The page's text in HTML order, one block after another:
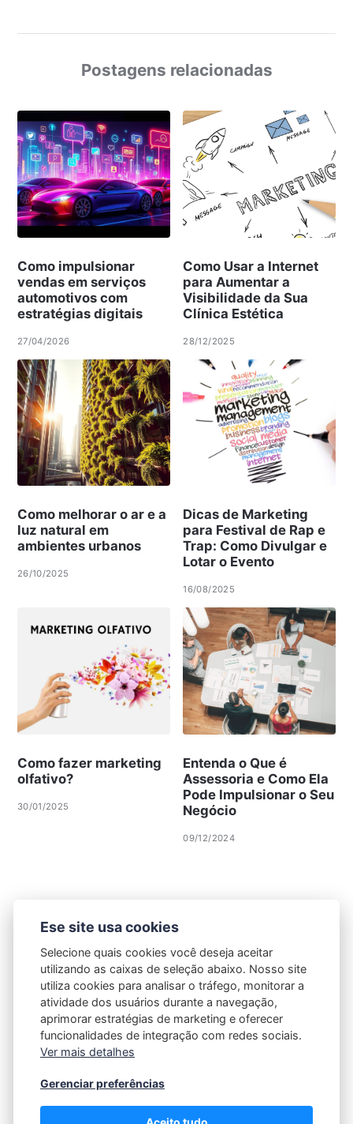
Postagens relacionadas
Como impulsionar
vendas em serviços
automotivos com
estratégias digitais
27/04/2026
Como Usar a Internet
para Aumentar a
Visibilidade da Sua
Clínica Estética
28/12/2025
Como melhorar o ar e a
luz natural em
ambientes urbanos
26/10/2025
Dicas de Marketing
para Festival de Rap e
Trap: Como Divulgar e
Lotar o Evento
16/08/2025
Como fazer marketing
olfativo?
30/01/2025
Entenda o Que é
Assessoria e Como Ela
Pode Impulsionar o Seu
Negócio
09/12/2024
Ese site usa cookies
Selecione quais cookies você deseja aceitar
utilizando as caixas de seleção abaixo. Nosso site
utiliza cookies para analisar o tráfego, monitorar a
atividade dos usuários durante a navegação,
aprimorar estratégias de marketing e oferecer
funcionalidades de integração com redes sociais.
Ver mais detalhes
Gerenciar preferências